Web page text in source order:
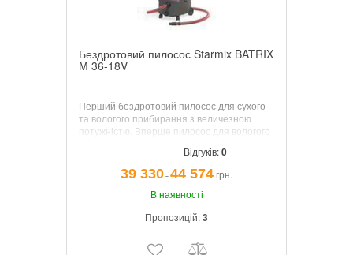
Бездротовий пилосос Starmix BATRIX
M 36-18V
Перший бездротовий пилосос для сухого
та вологого прибирання з величезною
потужністю. Вперше пилосос для вологого
створює потужність мережевого
порохотяга. Час роботи ISC BATRIX M 36-
до 100 хвилин (с 2 батареями 18 В
Відгуків:0
39 330¯44 574грн.
В наявності
Пропозицій:3